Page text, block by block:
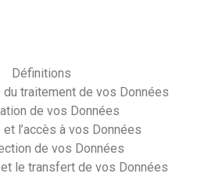
Définitions
traitement de vos Données
de vos Données
l’accès à vos Données
de vos Données
et le transfert de vos Données